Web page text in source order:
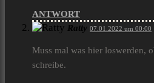
ANTWORT
Ratty 07.01.2022 um 00:00
Muss mal was hier loswerden,
schreibe.